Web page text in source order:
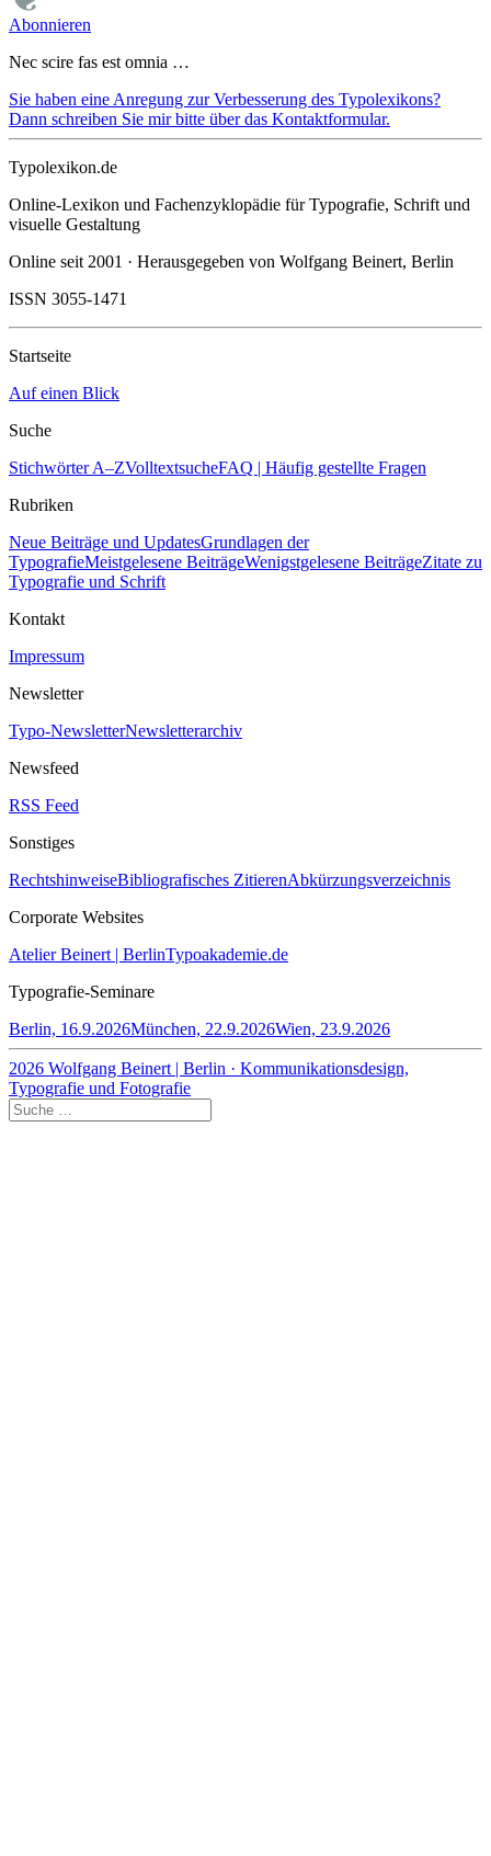
Abonnieren
Nec scire fas est omnia …
Sie haben eine Anregung zur Verbesserung des Typolexikons?
Dann schreiben Sie mir bitte über das Kontaktformular.
Typolexikon.de
Online-Lexikon und Fachenzyklopädie für Typografie, Schrift und
visuelle Gestaltung
Online seit 2001 · Herausgegeben von Wolfgang Beinert, Berlin
ISSN 3055-1471
Startseite
Auf einen Blick
Suche
Stichwörter A–ZVolltextsucheFAQ | Häufig gestellte Fragen
Rubriken
Neue Beiträge und UpdatesGrundlagen der
TypografieMeistgelesene BeiträgeWenigstgelesene BeiträgeZitate zu
Typografie und Schrift
Kontakt
Impressum
Newsletter
Typo-NewsletterNewsletterarchiv
Newsfeed
RSS Feed
Sonstiges
RechtshinweiseBibliografisches ZitierenAbkürzungsverzeichnis
Corporate Websites
Atelier Beinert | BerlinTypoakademie.de
Typografie-Seminare
Berlin, 16.9.2026München, 22.9.2026Wien, 23.9.2026
2026 Wolfgang Beinert | Berlin · Kommunikationsdesign,
Typografie und Fotografie